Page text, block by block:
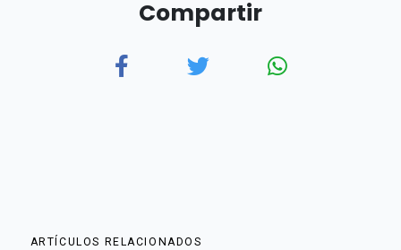
Compartir
ARTÍCULOS RELACIONADOS